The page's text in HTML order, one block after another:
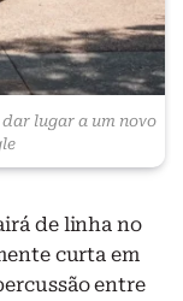
lugar a um novo
de linha no
curta em
entre